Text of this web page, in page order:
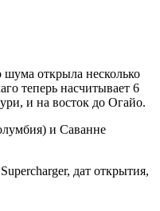
шума открыла несколько
теперь насчитывает 6
и на восток до Огайо.
и Саванне
дат открытия,